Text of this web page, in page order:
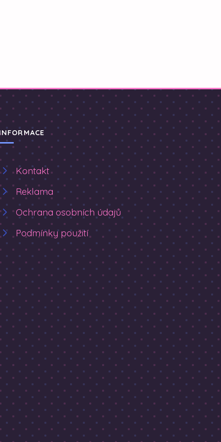
Kontakt
Reklama
Ochrana osobních údajů
Podmínky použití